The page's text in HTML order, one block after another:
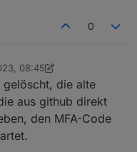
error	97 Error Code:
debug	Received
0
08:45
gelöscht, die alte
aus github direkt
den MFA-Code